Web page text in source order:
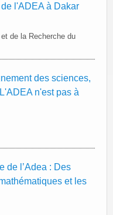
l'ADEA à Dakar
de la Recherche du
des sciences,
n'est pas à
de l’Adea : Des
et les